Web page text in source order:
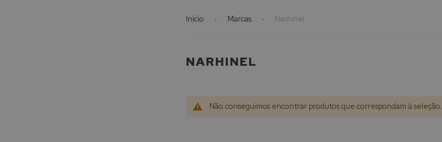
Início Marcas Narhinel
NARHINEL
Não conseguimos encontrar produtos que correspondam à seleção.